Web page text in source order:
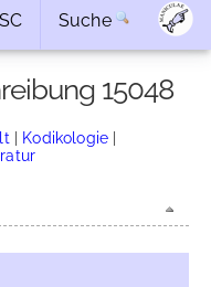
Suche
15048
| Kodikologie |